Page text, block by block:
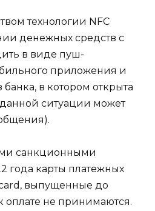
технологии NFC
денежных средств с
в виде пуш-
приложения и
в котором открыта
данной ситуации может
санкционными
года карты платежных
выпущенные до
оплате не принимаются.